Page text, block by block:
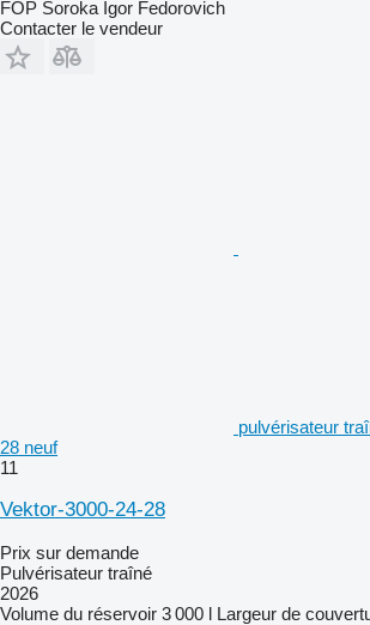
FOP Soroka Igor Fedorovich
Contacter le vendeur
pulvérisateur
28 neuf
11
Vektor-3000-24-28
Prix sur demande
Pulvérisateur traîné
2026
Volume du réservoir 3 000 l Largeur de